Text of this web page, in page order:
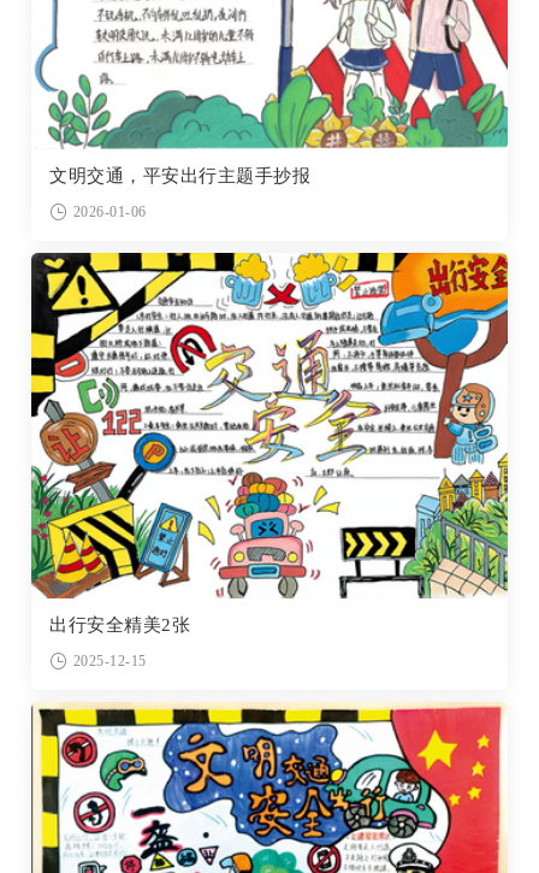
文明交通，平安出行主题手抄报
2026-01-06
出行安全精美2张
2025-12-15